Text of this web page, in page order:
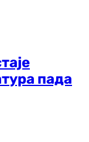
пада